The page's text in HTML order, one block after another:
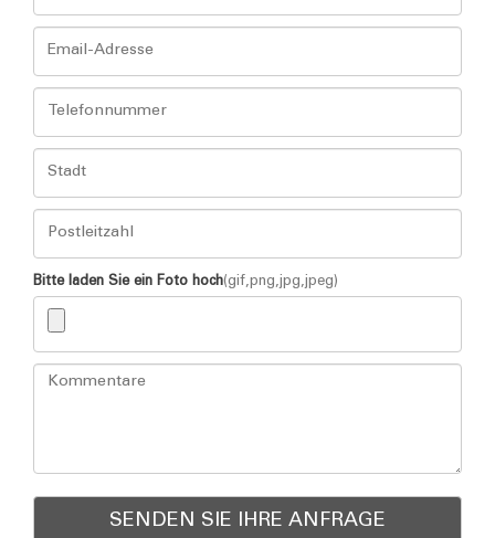
Bitte laden Sie ein Foto hoch(gif,png,jpg,jpeg)